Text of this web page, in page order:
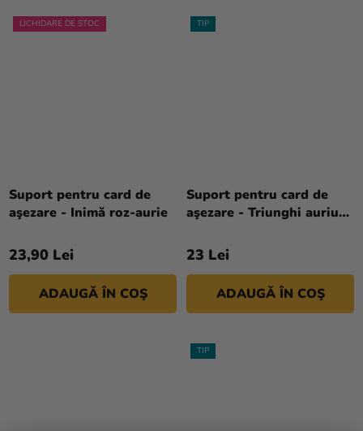
LICHIDARE DE STOC
Suport pentru card de
aşezare - Inimă roz-aurie
23,90 Lei
ADAUGĂ ÎN COŞ
TIP
Suport pentru card de
aşezare - Triunghi auriu
23 Lei
ADAUGĂ ÎN COŞ
TIP